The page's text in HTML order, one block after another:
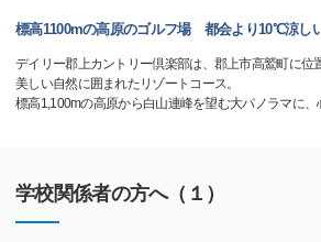
標高1100mの高原のゴルフ場 都会より10℃涼し
デイリー郡上カントリー倶楽部は、郡上市高鷲町に位
美しい自然に囲まれたリゾートコース。
標高1,100mの高原から白山連峰を望む大パノラマに、
学校関係者の方へ（１）